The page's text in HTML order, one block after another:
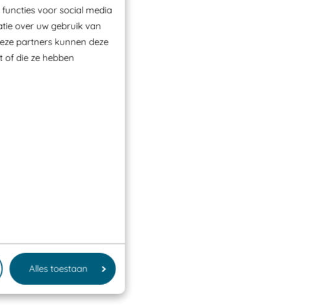
voor social media
over uw gebruik van
partners kunnen deze
of die ze hebben
Alles toestaan